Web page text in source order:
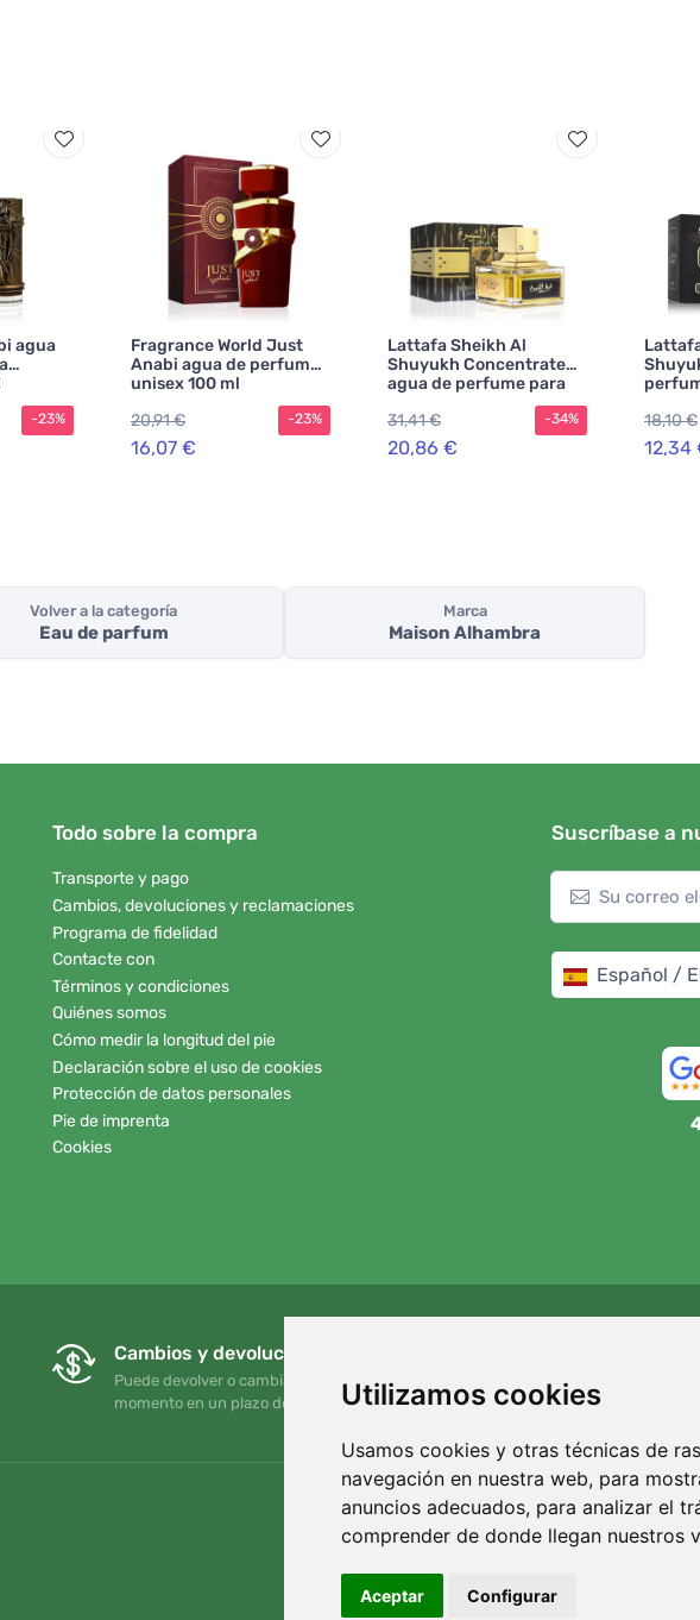
Utilizamos cookies
Usamos cookies y otras técnicas de
navegación en nuestra web, para
anuncios adecuados, para analizar el
comprender de donde llegan nuestros
Aceptar Configurar
agua
-23%
Fragrance World Just
Anabi agua de perfume
unisex 100 ml
20,91 €
16,07 €
-23%
Lattafa Sheikh Al
Shuyukh Concentrated
agua de perfume para
31,41 €
20,86 €
-34%
18,10 €
12,34
Volver a la categoría
Eau de parfum
Marca
Maison Alhambra
Todo sobre la compra
Transporte y pago
Cambios, devoluciones y reclamaciones
Programa de fidelidad
Contacte con
Términos y condiciones
Quiénes somos
Cómo medir la longitud del pie
Declaración sobre el uso de cookies
Protección de datos personales
Pie de imprenta
Cookies
Suscríbase a
Español /
Cambios y devoluciones gratuitos
Puede devolver o cambiar su pedido en cualquier
momento en un plazo de 90 días